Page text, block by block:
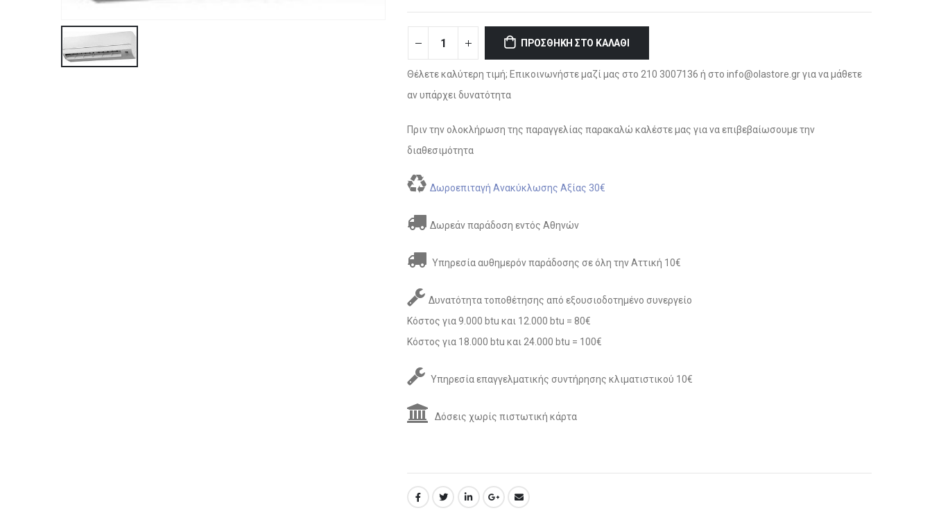
ΠΡΟΣΘΉΚΗ ΣΤΟ ΚΑΛΆΘΙ
Θέλετε καλύτερη τιμή; Επικοινωνήστε μαζί μας στο 210 3007136 ή στο info@olastore.gr για να μάθετε
αν υπάρχει δυνατότητα
Πριν την ολοκλήρωση της παραγγελίας παρακαλώ καλέστε μας για να επιβεβαίωσουμε την
διαθεσιμότητα
Δωροεπιταγή Ανακύκλωσης Αξίας 30€
Δωρεάν παράδοση εντός Αθηνών
Υπηρεσία αυθημερόν παράδοσης σε όλη την Αττική 10€
Δυνατότητα τοποθέτησης από εξουσιοδοτημένο συνεργείο
Κόστος για 9.000 btu και 12.000 btu = 80€
Κόστος για 18.000 btu και 24.000 btu = 100€
Υπηρεσία επαγγελματικής συντήρησης κλιματιστικού 10€
Δόσεις χωρίς πιστωτική κάρτα